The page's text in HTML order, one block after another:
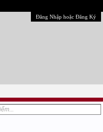
Đăng Nhập hoặc Đăng Ký